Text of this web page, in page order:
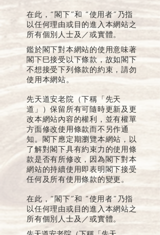
在此，“閣下”和 “使用者”乃指
以任何理由或目的進入本網站之
所有個別人士及／或實體。
鑑於閣下對本網站的使用意味著
閣下巳接受以下條款，故如閣下
不想接受下列條款的約束，請勿
使用本網站。
先天道安老院（下稱「先天
道」）保留所有可隨時更新及更
改本網站內容的權利，並有權單
方面修改使用條款而不另作通
知。閣下應定期瀏覽本網站，以
了解對閣下具有約束力的使用條
款是否有所修改，因為閣下對本
網站的持續使用即表明閣下接受
任何及所有使用條款的變更。
在此，“閣下”和 “使用者”乃指
以任何理由或目的進入本網站之
所有個別人士及／或實體。